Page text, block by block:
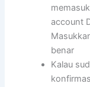
account
benar
Kalau